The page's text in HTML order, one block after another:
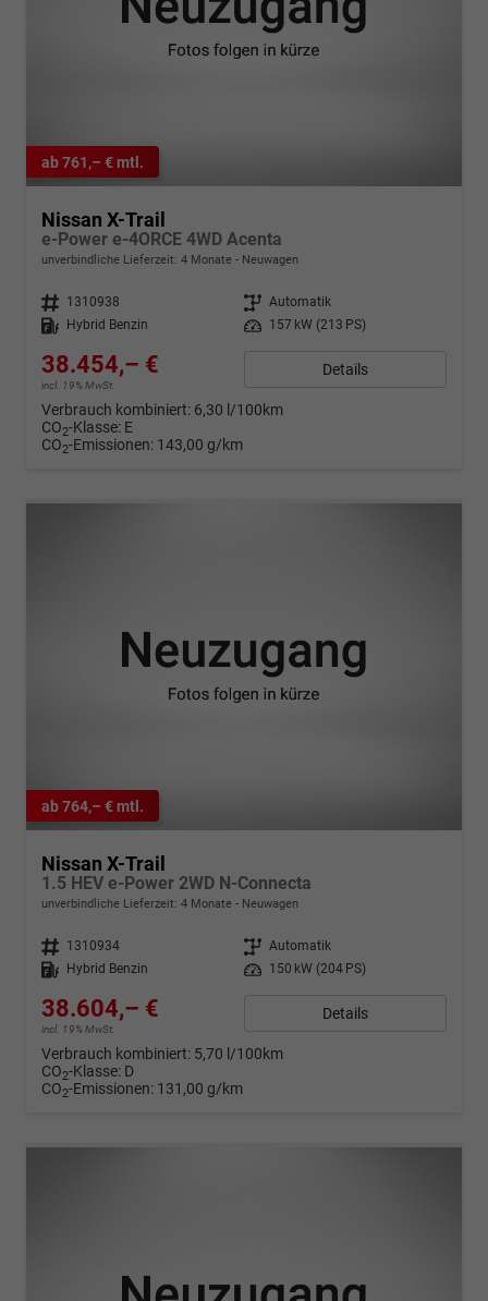
ab 761,– € mtl.
Nissan X-Trail
e-Power e-4ORCE 4WD Acenta
unverbindliche Lieferzeit: 4 Monate Neuwagen
Fahrzeugnr. 1310938 Getriebe Automatik
Kraftstoff
Hybrid Benzin Leistung 157 kW (213 PS)
38.454,– €
incl. 19% MwSt.
Details
Verbrauch kombiniert: 6,30 l/100km
CO2-Klasse: E
CO2-Emissionen: 143,00 g/km
ab 764,– € mtl.
Nissan X-Trail
1.5 HEV e-Power 2WD N-Connecta
unverbindliche Lieferzeit: 4 Monate Neuwagen
Fahrzeugnr. 1310934 Getriebe Automatik
Kraftstoff
Hybrid Benzin Leistung 150 kW (204 PS)
38.604,– €
incl. 19% MwSt.
Details
Verbrauch kombiniert: 5,70 l/100km
CO2-Klasse: D
CO2-Emissionen: 131,00 g/km